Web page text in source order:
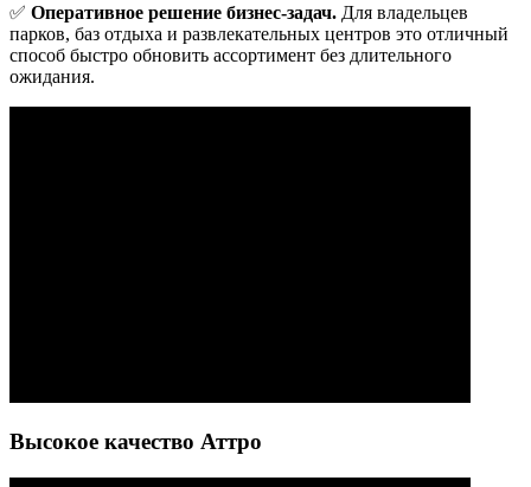
✅ Оперативное решение бизнес-задач. Для владельцев
парков, баз отдыха и развлекательных центров это отличный
способ быстро обновить ассортимент без длительного
ожидания.
Высокое качество Аттро